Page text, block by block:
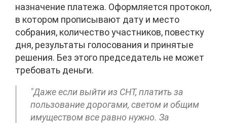
назначение платежа. Оформляется протокол,
в котором прописывают дату и место
собрания, количество участников, повестку
дня, результаты голосования и принятые
решения. Без этого председатель не может
требовать деньги.
"Даже если выйти из СНТ, платить за
пользование дорогами, светом и общим
имуществом все равно нужно. За